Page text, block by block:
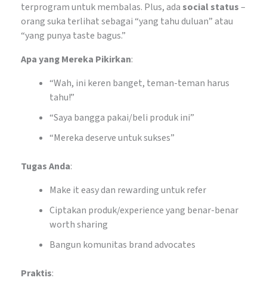
terprogram untuk membalas. Plus, ada social status–
orang suka terlihat sebagai “yang tahu duluan” atau
“yang punya taste bagus.”
Apa yang Mereka Pikirkan:
“Wah, ini keren banget, teman-teman harus
tahu!”
“Saya bangga pakai/beli produk ini”
“Mereka deserve untuk sukses”
Tugas Anda:
Make it easy dan rewarding untuk refer
Ciptakan produk/experience yang benar-benar
worth sharing
Bangun komunitas brand advocates
Praktis: